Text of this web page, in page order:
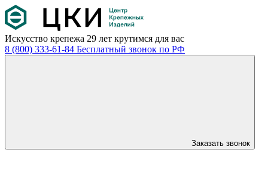
Искусство крепежа 29 лет крутимся для вас
8 (800) 333-61-84 Бесплатный звонок по РФ
Заказать звонок